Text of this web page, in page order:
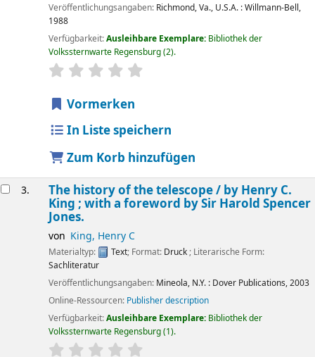
Veröffentlichungsangaben: Richmond, Va., U.S.A. :Willmann-Bell,
1988
Verfügbarkeit:Ausleihbare Exemplare: Bibliothek der
Volkssternwarte Regensburg(2).
Sternchenbewertung
Vormerken
In Liste speichern
Zum Korb hinzufügen
3. The history of the telescope / by Henry C.
King ; with a foreword by Sir Harold Spencer
Jones.
von King, Henry C
Materialtyp: Text; Format: Druck ; Literarische Form:
Sachliteratur
Veröffentlichungsangaben: Mineola, N.Y. : Dover Publications,2003
Online-Ressourcen: Publisher description
Verfügbarkeit:Ausleihbare Exemplare: Bibliothek der
Volkssternwarte Regensburg(1).
Sternchenbewertung